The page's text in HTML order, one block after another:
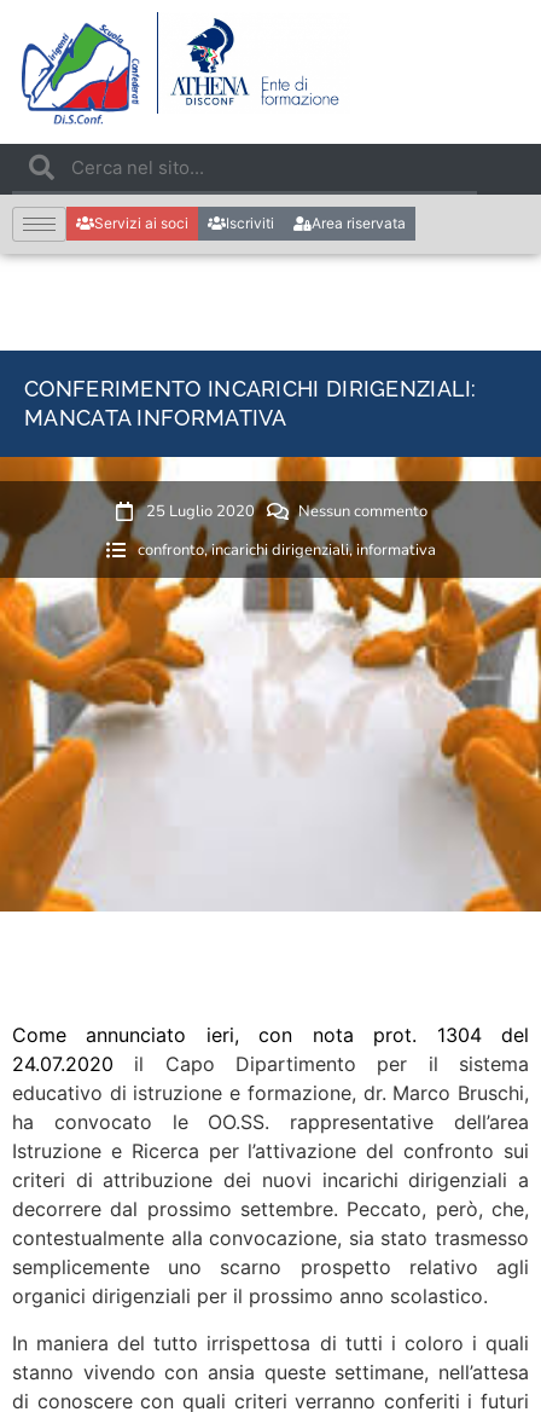
Servizi ai soci Iscriviti Area riservata
CONFERIMENTO INCARICHI DIRIGENZIALI:
MANCATA INFORMATIVA
25 Luglio 2020
Nessun commento
confronto,incarichi dirigenziali,informativa
Come annunciato ieri, con nota prot. 1304 del
24.07.2020 il Capo Dipartimento per il sistema
educativo di istruzione e formazione, dr. Marco Bruschi,
ha convocato le OO.SS. rappresentative dell’area
Istruzione e Ricerca per l’attivazione del confronto sui
criteri di attribuzione dei nuovi incarichi dirigenziali a
decorrere dal prossimo settembre. Peccato, però, che,
contestualmente alla convocazione, sia stato trasmesso
semplicemente uno scarno prospetto relativo agli
organici dirigenziali per il prossimo anno scolastico.
In maniera del tutto irrispettosa di tutti i coloro i quali
stanno vivendo con ansia queste settimane, nell’attesa
di conoscere con quali criteri verranno conferiti i futuri